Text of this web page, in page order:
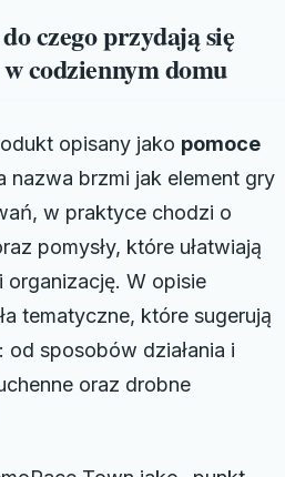
czego przydają się
codziennym domu
opisany jako pomoce
nazwa brzmi jak element gry
w praktyce chodzi o
pomysły, które ułatwiają
W opisie
tematyczne, które sugerują
sposobów działania i
oraz drobne